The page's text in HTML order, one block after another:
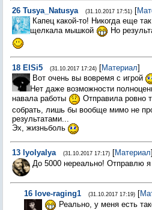
26 Tusya_Natusya (31.10.2017 17:51) [
Капец какой-то! Никогда еще
щелкала мышкой
Но
18 ElSi5 (31.10.2017 17:24) [Материал]
Вот очень вы вовремя с игрой
Нет даже возможности
навала работы
Отправила ровно
собрать, лишь бы вообще мимо не
результатами...
Эх, жизньболь
13 lyolyalya (31.10.2017 17:17) [Материал]
До 5000 нереально! Отправлю я
16 love-raging1 (31.10.2017 17:19) [
Реально, у меня есть